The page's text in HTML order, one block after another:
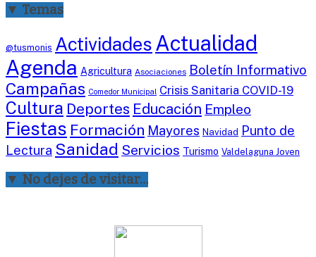
▼ Temas
@tusmonis ActividadesActualidad
Agenda Agricultura Asociaciones Boletín Informativo
Campañas Comedor Municipal Crisis Sanitaria COVID-19
Cultura Deportes Educación Empleo
Fiestas Formación Mayores Navidad Punto de
Lectura Sanidad Servicios Turismo Valdelaguna Joven
▼ No dejes de visitar…